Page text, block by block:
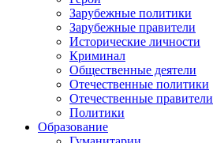
Зарубежные политики
Зарубежные правители
Исторические личности
Криминал
Общественные деятели
Отечественные политики
Отечественные правители
Политики
Образование